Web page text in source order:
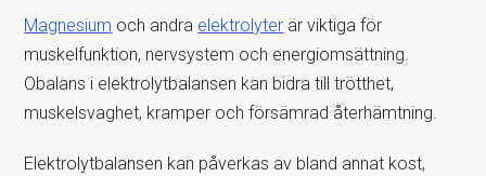
Magnesium och andra elektrolyter är viktiga för
muskelfunktion, nervsystem och energiomsättning.
Obalans i elektrolytbalansen kan bidra till trötthet,
muskelsvaghet, kramper och försämrad återhämtning.
Elektrolytbalansen kan påverkas av bland annat kost,